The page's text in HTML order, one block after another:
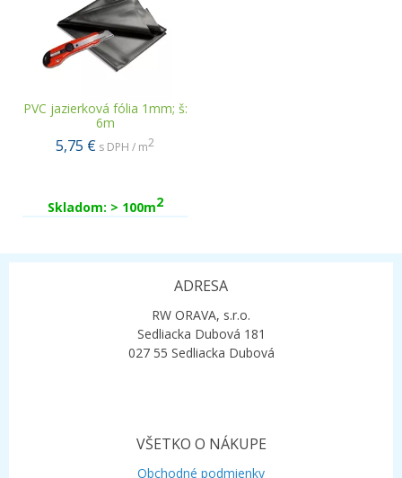
PVC jazierková fólia 1mm; š:
6m
5,75 € s DPH / m2
Skladom: > 100m2
ADRESA
RW ORAVA, s.r.o.
Sedliacka Dubová 181
027 55 Sedliacka Dubová
VŠETKO O NÁKUPE
Obchodné podmienky